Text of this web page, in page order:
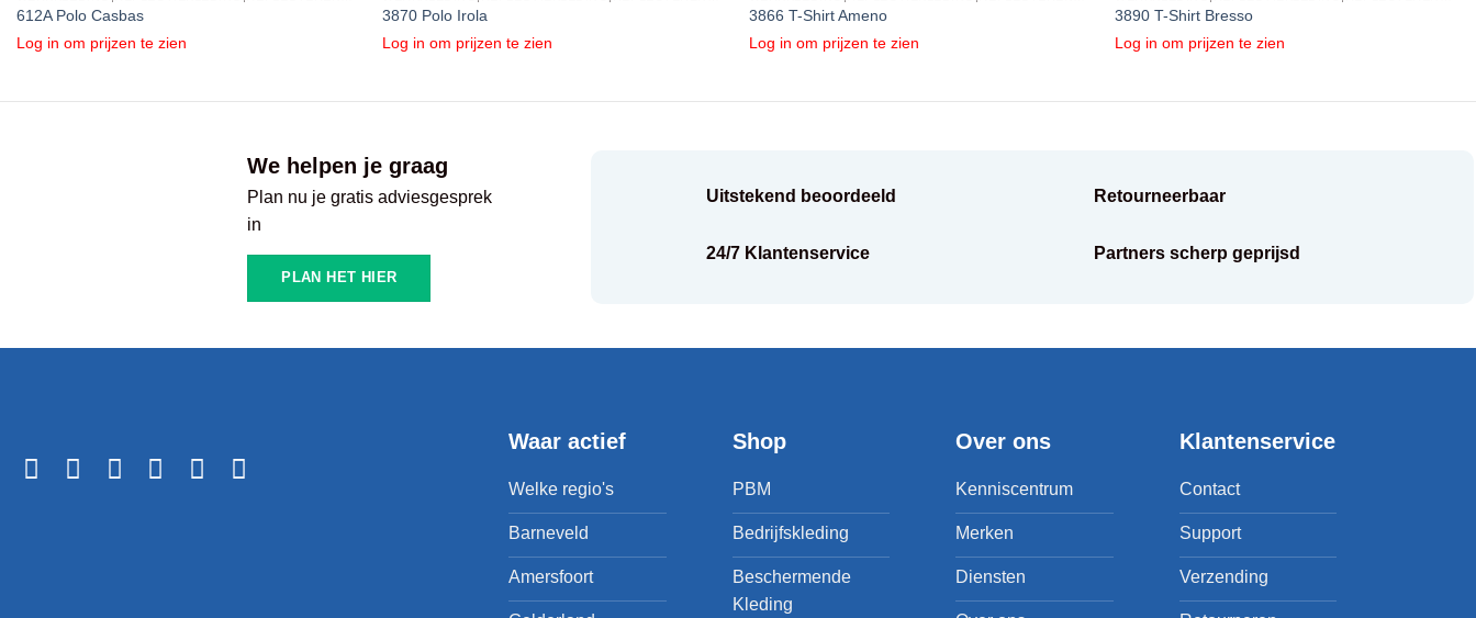
612A Polo Casbas
Log in om prijzen te zien
3870 Polo Irola
Log in om prijzen te zien
3866 T-Shirt Ameno
Log in om prijzen te zien
3890 T-Shirt Bresso
Log in om prijzen te zien
We helpen je graag
Plan nu je gratis adviesgesprek
in
PLAN HET HIER
Uitstekend beoordeeld
24/7 Klantenservice
Retourneerbaar
Partners scherp geprijsd
Waar actief
Welke regio's
Barneveld
Amersfoort
Shop
PBM
Bedrijfskleding
Beschermende
Kleding
Over ons
Kenniscentrum
Merken
Diensten
Klantenservice
Contact
Support
Verzending